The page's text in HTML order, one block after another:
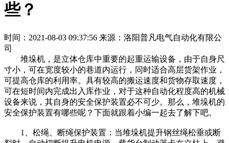
些？
时间：2021-08-03 09:37:56 来源：洛阳普凡电气自动化有限公
司
堆垛机，是立体仓库中重要的起重运输设备，由于自身尺
寸小，可在宽度较小的巷道内运行，同时适合高层货架作业，
可提高仓库的利用率。具有较高的搬运速度和货物存取速度，
可在短时间内完成出入库作业，对于这种自动化程度高的机械
设备来说，其自身的安全保护装置必不可少。那么，堆垛机的
安全保护装置有哪些呢？下面就跟着小编一起去了解下吧。
1、松绳、断绳保护装置：当堆垛机提升钢丝绳松垂或断